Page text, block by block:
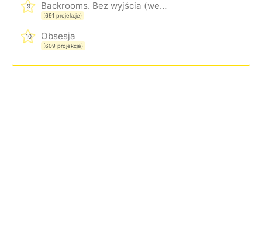
9 Backrooms. Bez wyjścia (wersja rozszerzona)
(691 projekcje)
10 Obsesja
(609 projekcje)